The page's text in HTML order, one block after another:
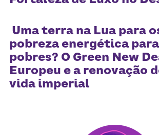
Uma terra na Lua para
pobreza energética
pobres? O Green New
Europeu e a renovação
vida imperial